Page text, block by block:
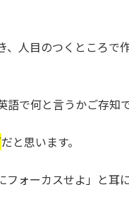
、人目のつくところで
語で何と言うかご存知
だと思います。
フォーカスせよ」と耳